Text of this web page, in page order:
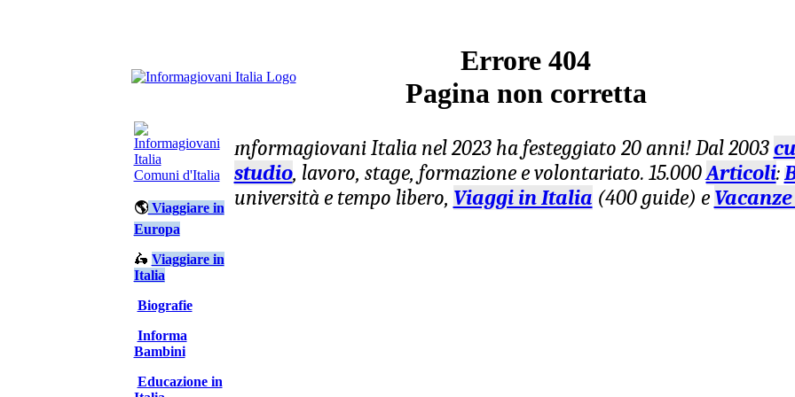
Errore 404
Pagina non corretta
Comuni d'Italia
🌎Viaggiare in
Europa
🛵 Viaggiare in
Italia
Biografie
Informa
Bambini
Educazione in
InformagiovaniItalia nel 2023 ha festeggiato 20 anni! Dal 2003
studio, lavoro, stage, formazione e volontariato. 15.000Articoli:
università e tempo libero, Viaggi in Italia (400 guide) e